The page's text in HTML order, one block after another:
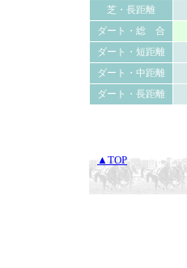
芝・長距離
ダート・総 合
ダート・短距離
ダート・中距離
ダート・長距離
▲TOP